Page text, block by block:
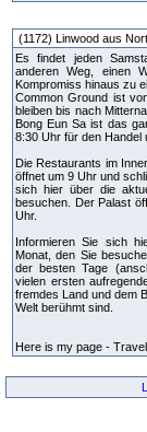
(1172) Linwood aus
Es findet jeden
anderen Weg, einen
Kompromiss hinaus zu
Common Ground ist
bleiben bis nach
Bong Eun Sa ist das
8:30 Uhr für den Handel
Die Restaurants im
öffnet um 9 Uhr und
sich hier über die
besuchen. Der Palast
Uhr.
Informieren Sie sich
Monat, den Sie
der besten Tage
vielen ersten
fremdes Land und dem
Welt berühmt sind.
Here is my page -